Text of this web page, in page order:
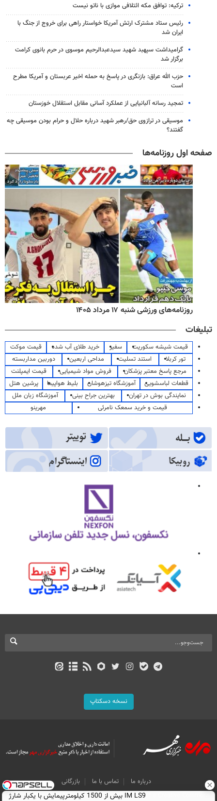
ترکیه: توافق مکه ائتلافی موازی با ناتو نیست
رئیس ستاد مشترک ارتش آمریکا خواستار راهی برای خروج از جنگ با
ایران شد
گرامیداشت سپهبد شهید سیدعبدالرحیم موسوی در حرم بانوی کرامت
برگزار شد
حزب الله عراق: بازنگری در پاسخ به حمله اخیر عربستان و آمریکا مطرح
است
تمجید رسانه آلبانیایی از عملکرد آسانی مقابل استقلال خوزستان
موسیقی در ترازوی حق/رهبر شهید درباره حلال و حرام بودن موسیقی چه
گفتند؟
صفحه اول روزنامه‌ها
روزنامه‌های ورزشی شنبه ۱۷ مرداد ۱۴۰۵
تبلیغات
قیمت شیشه سکوریت سفیر خرید طلای آب شده
قیمت موکت
تور کربلا
استند تسلیت مداحی اربعین
دوربین مداربسته
مرجع پاسخ معتبر پزشکان
فروش مواد شیمیایی
قیمت ایمپلنت
قطعات لباسشویی
آموزشگاه تیزهوشان بلیط هواپیما
پرشین هتل
نمایندگی بوش در تهران
بهترین جراح بینی
آموزشگاه زبان ملل
قیمت و خرید سمعک نامرئی
مهرینو
نسخه دسکتاپ
درباره ما تماس با ما
بازرگانی
All Content by Mehr News Agency is licensed under a Creative Commons
IM LS9 بیش از 1500 کیلومترپیمایش با یکبار شارژ